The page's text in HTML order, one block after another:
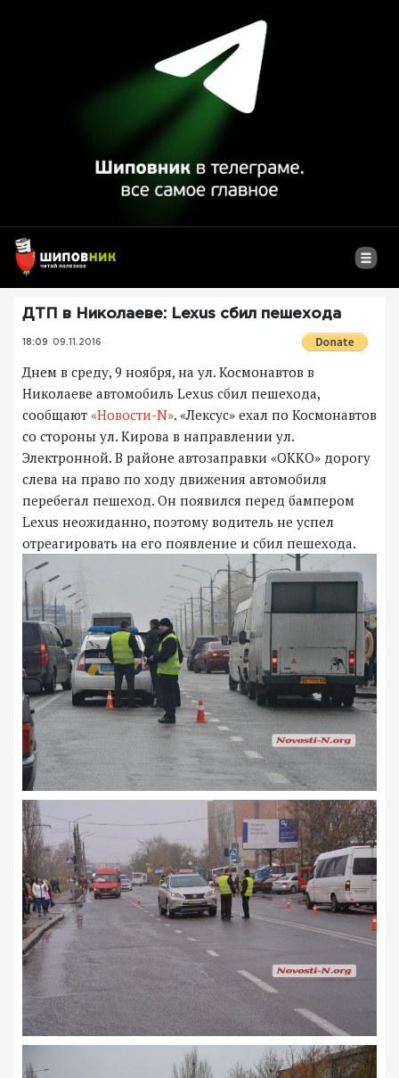
ДТП в Николаеве: Lexus сбил пешехода
18:09 09.11.2016
Днем в среду, 9 ноября, на ул. Космонавтов в
Николаеве автомобиль Lexus сбил пешехода,
сообщают «Новости-N». «Лексус» ехал по Космонавтов
со стороны ул. Кирова в направлении ул.
Электронной. В районе автозаправки «ОККО» дорогу
слева на право по ходу движения автомобиля
перебегал пешеход. Он появился перед бампером
Lexus неожиданно, поэтому водитель не успел
отреагировать на его появление и сбил пешехода.